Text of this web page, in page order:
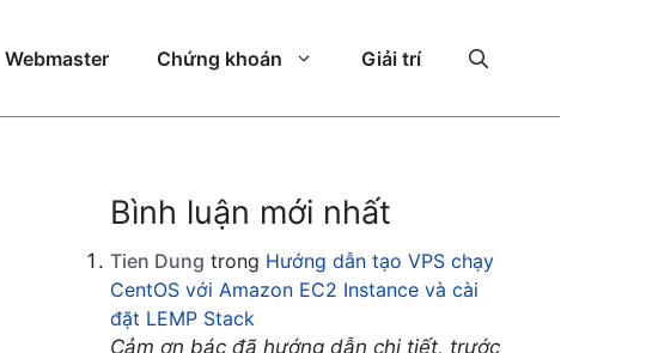
Webmaster Chứng khoán Giải trí
Bình luận mới nhất
Tien Dung trong Hướng dẫn tạo VPS chạy
CentOS với Amazon EC2 Instance và cài
đặt LEMP Stack
Cảm ơn bác đã hướng dẫn chi tiết, trước